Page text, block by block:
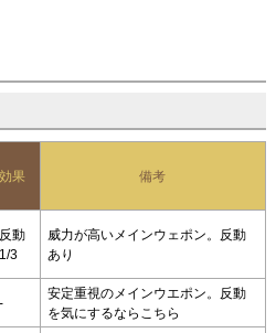
効果 備考
反動
1/3
威力が高いメインウェポン。反動
あり
-
安定重視のメインウエポン。反動
を気にするならこちら